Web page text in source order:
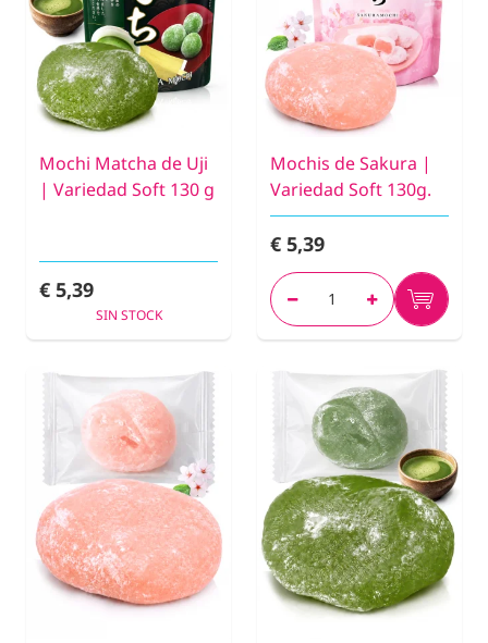
Mochi Matcha de Uji
| Variedad Soft 130 g
€ 5,39
SIN STOCK
Mochis de Sakura |
Variedad Soft 130g.
€ 5,39